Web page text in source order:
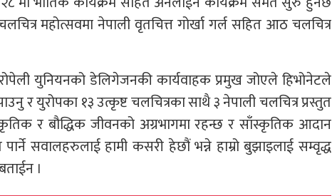
महोत्सवमा नेपाली वृतचित्त गोर्खा गर्ल सहित आठ चलचित्र
युनियनको डेलिगेजनकी कार्यवाहक प्रमुख जोएले हिभोनेटले
र युरोपका १३ उत्कृष्ट चलचित्रका साथै ३ नेपाली चलचित्र प्रस्तुत
र बौद्धिक जीवनको अग्रभागमा रहन्छ र साँस्कृतिक आदान
पार्ने सवालहरुलाई हामी कसरी हेछौं भन्ने हाम्रो बुझाइलाई सम्वृद्ध
।